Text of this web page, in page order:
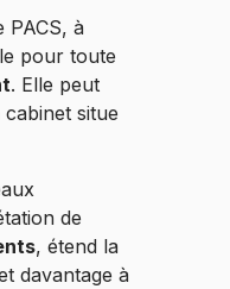
PACS, à
pour toute
. Elle peut
cabinet situe
de
, étend la
davantage à